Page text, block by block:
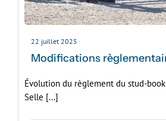
22 juillet 2025
Modifications
Évolution du règlement du stud-book
Selle [...]